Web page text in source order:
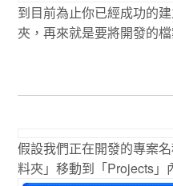
到目前為止你已經成功的
夾，再來就是要將開發的
假設我們正在開發的專案
料夾」移動到「Projects」